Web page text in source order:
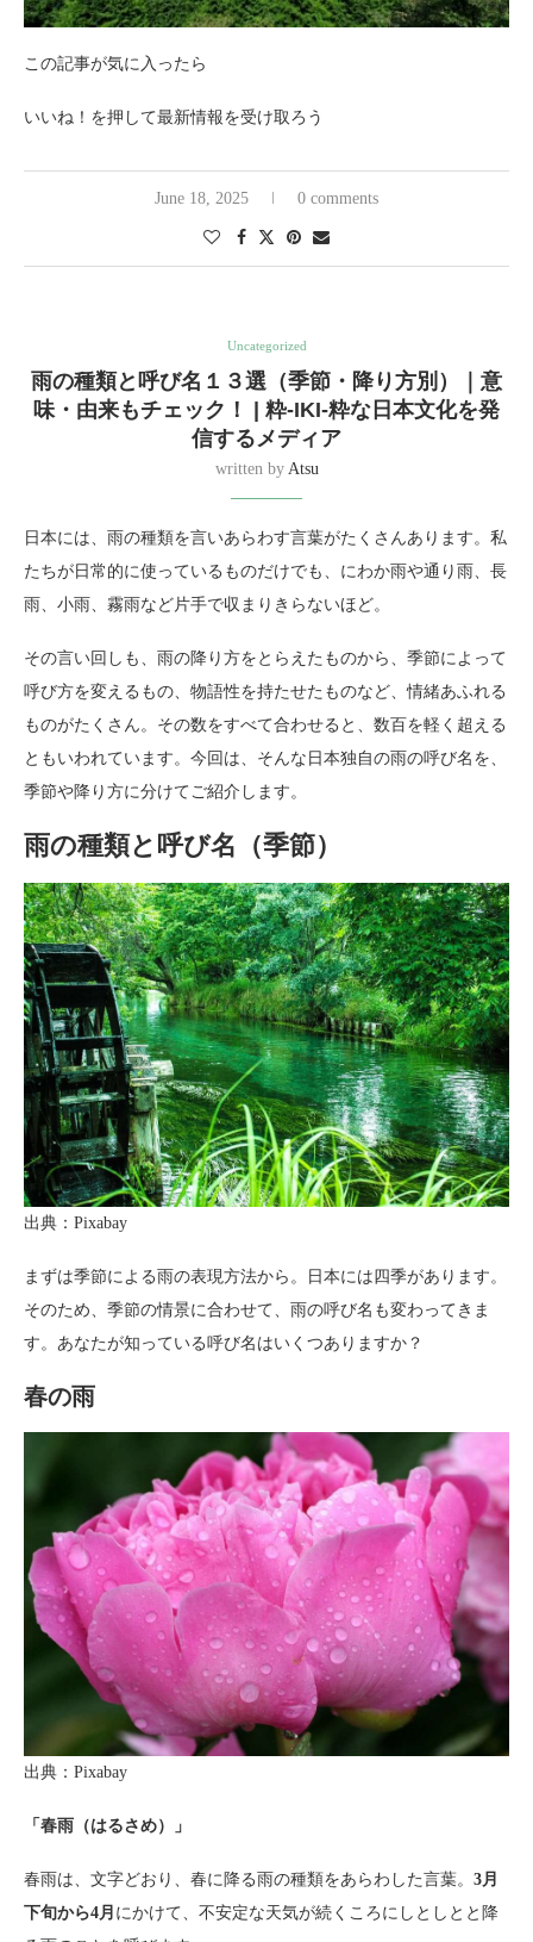
この記事が気に入ったら
いいね！を押して最新情報を受け取ろう
June 18, 2025 0 comments
Uncategorized
雨の種類と呼び名１３選（季節・降り方別）｜意
味・由来もチェック！ | 粋-IKI-粋な日本文化を発
信するメディア
written by Atsu
日本には、雨の種類を言いあらわす言葉がたくさんあります。私
たちが日常的に使っているものだけでも、にわか雨や通り雨、長
雨、小雨、霧雨など片手で収まりきらないほど。
その言い回しも、雨の降り方をとらえたものから、季節によって
呼び方を変えるもの、物語性を持たせたものなど、情緒あふれる
ものがたくさん。その数をすべて合わせると、数百を軽く超える
ともいわれています。今回は、そんな日本独自の雨の呼び名を、
季節や降り方に分けてご紹介します。
雨の種類と呼び名（季節）
出典：Pixabay
まずは季節による雨の表現方法から。日本には四季があります。
そのため、季節の情景に合わせて、雨の呼び名も変わってきま
す。あなたが知っている呼び名はいくつありますか？
春の雨
出典：Pixabay
「春雨（はるさめ）」
春雨は、文字どおり、春に降る雨の種類をあらわした言葉。 3月
下旬から4月 にかけて、不安定な天気が続くころにしとしとと降